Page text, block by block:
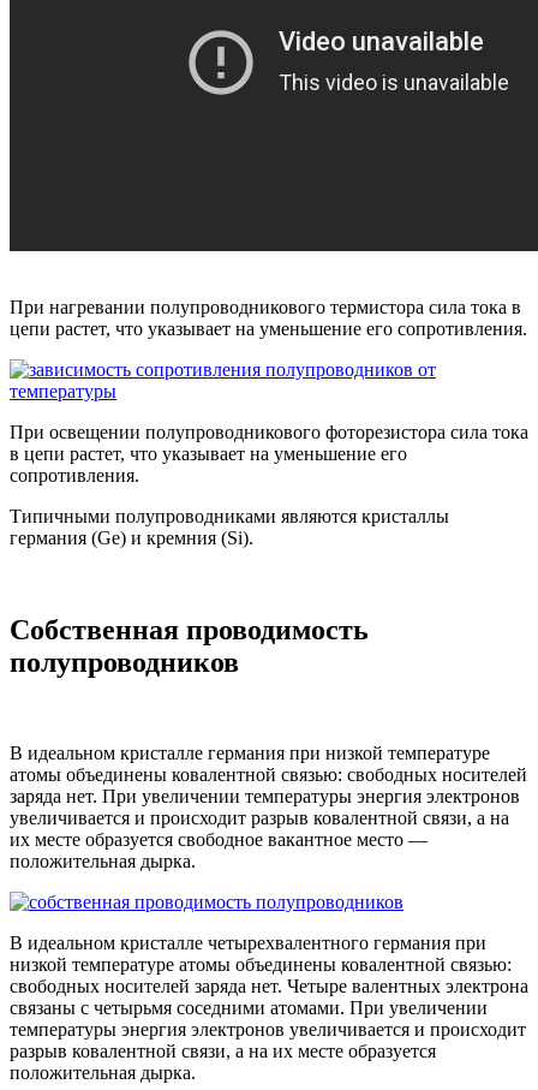
При нагревании полупроводникового термистора сила тока в
цепи растет, что указывает на уменьшение его сопротивления.
При освещении полупроводникового фоторезистора сила тока
в цепи растет, что указывает на уменьшение его
сопротивления.
Типичными полупроводниками являются кристаллы
германия (Ge) и кремния (Si).
Собственная проводимость
полупроводников
В идеальном кристалле германия при низкой температуре
атомы объединены ковалентной связью: свободных носителей
заряда нет. При увеличении температуры энергия электронов
увеличивается и происходит разрыв ковалентной связи, а на
их месте образуется свободное вакантное место —
положительная дырка.
В идеальном кристалле четырехвалентного германия при
низкой температуре атомы объединены ковалентной связью:
свободных носителей заряда нет. Четыре валентных электрона
связаны с четырьмя соседними атомами. При увеличении
температуры энергия электронов увеличивается и происходит
разрыв ковалентной связи, а на их месте образуется
положительная дырка.